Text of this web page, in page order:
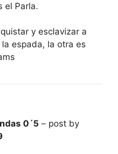
el Parla.
y esclavizar a
espada, la otra es
0´5 – post by